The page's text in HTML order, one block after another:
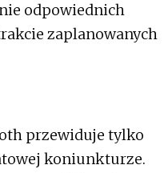
odpowiednich
zaplanowanych
przewiduje tylko
koniunkturze.